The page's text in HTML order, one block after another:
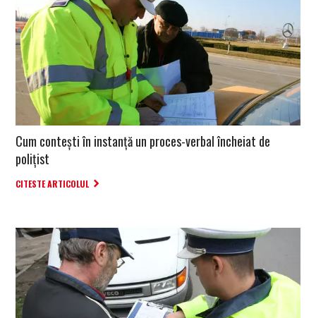
Cum conteşti în instanţă un proces-verbal încheiat de
poliţist
CITESTE ARTICOLUL